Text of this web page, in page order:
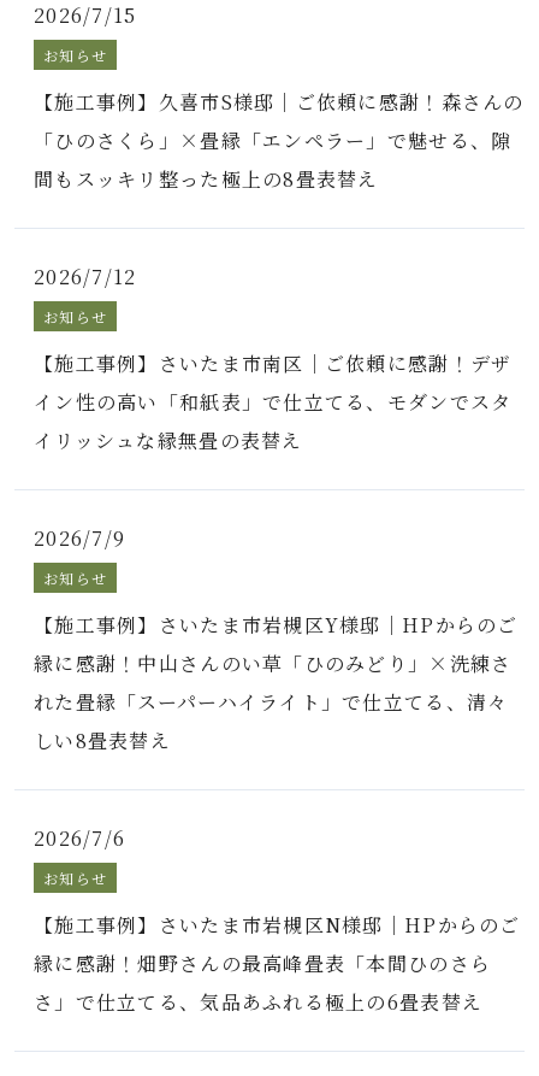
2026/7/15
お知らせ
【施工事例】久喜市S様邸｜ご依頼に感謝！森さんの
「ひのさくら」×畳縁「エンペラー」で魅せる、隙
間もスッキリ整った極上の8畳表替え
2026/7/12
お知らせ
【施工事例】さいたま市南区｜ご依頼に感謝！デザ
イン性の高い「和紙表」で仕立てる、モダンでスタ
イリッシュな縁無畳の表替え
2026/7/9
お知らせ
【施工事例】さいたま市岩槻区Y様邸｜HPからのご
縁に感謝！中山さんのい草「ひのみどり」×洗練さ
れた畳縁「スーパーハイライト」で仕立てる、清々
しい8畳表替え
2026/7/6
お知らせ
【施工事例】さいたま市岩槻区N様邸｜HPからのご
縁に感謝！畑野さんの最高峰畳表「本間ひのさら
さ」で仕立てる、気品あふれる極上の6畳表替え